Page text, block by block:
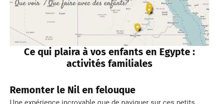
Ce qui plaira à vos enfants en Egypte :
activités familiales
Remonter le Nil en felouque